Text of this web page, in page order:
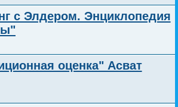
с Элдером. Энциклопедия
оценка" Асват